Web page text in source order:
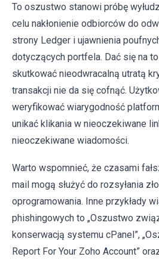
To oszustwo stanowi próbę
celu nakłonienie odbiorców do
strony Ledger i ujawnienia
dotyczących portfela. Dać się na
skutkować nieodwracalną utratą
transakcji nie da się cofnąć.
weryfikować wiarygodność
unikać klikania w nieoczekiwane
nieoczekiwane wiadomości.
Warto wspomnieć, że czasami
mail mogą służyć do rozsyłania
oprogramowania. Inne przykłady
phishingowych to „Oszustwo
konserwacją systemu cPanel”,
Report For Your Zoho Account”